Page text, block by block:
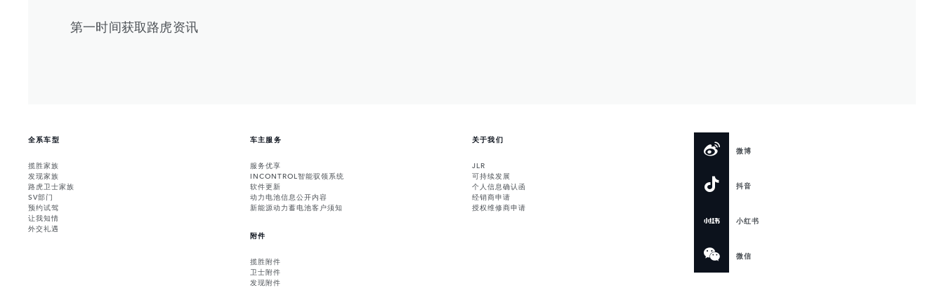
第一时间获取路虎资讯
全系车型
揽胜家族
发现家族
路虎卫士家族
SV部门
预约试驾
让我知情
外交礼遇
车主服务
服务优享
INCONTROL智能驭领系统
软件更新
动力电池信息公开内容
新能源动力蓄电池客户须知
附件
揽胜附件
卫士附件
发现附件
关于我们
JLR
可持续发展
个人信息确认函
经销商申请
授权维修商申请
微博
抖音
小红书
微信